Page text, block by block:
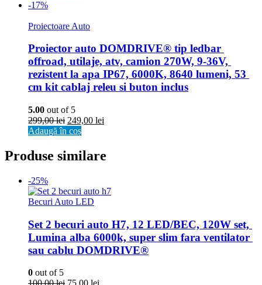
-17%
Proiectoare Auto
Proiector auto DOMDRIVE® tip ledbar
offroad, utilaje, atv, camion 270W, 9-36V,
rezistent la apa IP67, 6000K, 8640 lumeni, 53
cm kit cablaj releu si buton inclus
5.00 out of 5
299,00lei 249,00 lei
Adaugă în coș
Produse similare
-25%
Becuri Auto LED
Set 2 becuri auto H7, 12 LED/BEC, 120W set,
Lumina alba 6000k, super slim fara ventilator
sau cablu DOMDRIVE®
0 out of 5